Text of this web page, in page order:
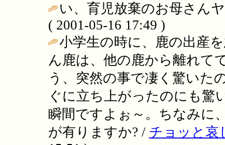
い、育児放棄のお母さん
( 2001-05-16 17:49 )
小学生の時に、鹿の出産
ん鹿は、他の鹿から離れて
う、突然の事で凄く驚いた
ぐに立ち上がったのにも驚
瞬間ですよぉ～。ちなみに
が有りますか? / チョッと哀